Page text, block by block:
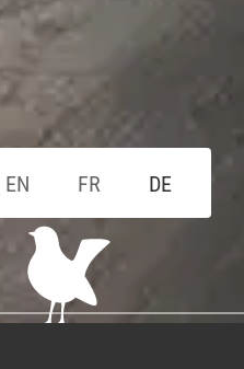
EN FR DE